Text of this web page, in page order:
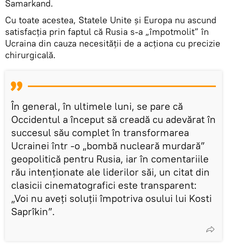
Samarkand.
Cu toate acestea, Statele Unite și Europa nu ascund
satisfacția prin faptul că Rusia s-a „împotmolit” în
Ucraina din cauza necesității de a acționa cu precizie
chirurgicală.
În general, în ultimele luni, se pare că
Occidentul a început să creadă cu adevărat în
succesul său complet în transformarea
Ucrainei într -o „bombă nucleară murdară”
geopolitică pentru Rusia, iar în comentariile
rău intenționate ale liderilor săi, un citat din
clasicii cinematografici este transparent:
„Voi nu aveți soluții împotriva osului lui Kosti
Saprîkin”.